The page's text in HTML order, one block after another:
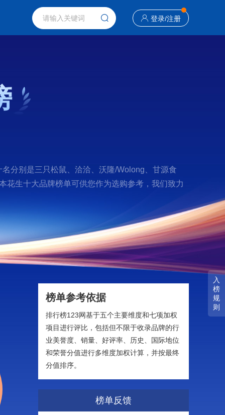
登录/注册
入
榜
规
则
分别是三只松鼠、洽洽、沃隆/Wolong、甘源食
花生十大品牌榜单可供您作为选购参考，我们致力
榜单参考依据
排行榜123网基于五个主要维度和七项加权
项目进行评比，包括但不限于收录品牌的行
业美誉度、销量、好评率、历史、国际地位
和荣誉分值进行多维度加权计算，并按最终
分值排序。
榜单反馈